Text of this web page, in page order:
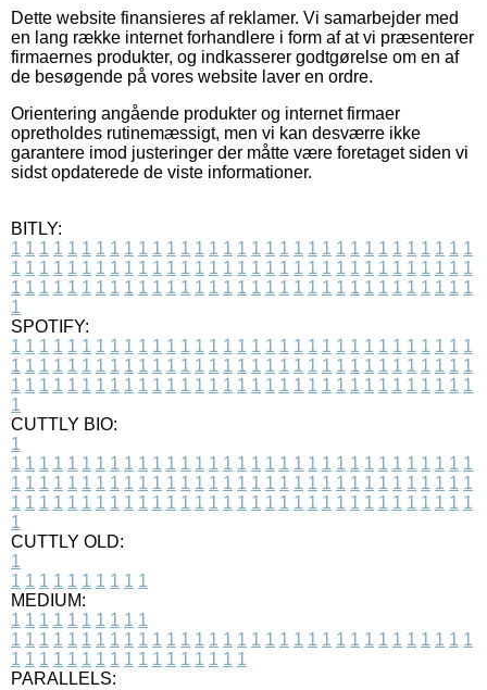
Dette website finansieres af reklamer. Vi samarbejder med
en lang række internet forhandlere i form af at vi præsenterer
firmaernes produkter, og indkasserer godtgørelse om en af
de besøgende på vores website laver en ordre.
Orientering angående produkter og internet firmaer
opretholdes rutinemæssigt, men vi kan desværre ikke
garantere imod justeringer der måtte være foretaget siden vi
sidst opdaterede de viste informationer.
BITLY:
1 1 1 1 1 1 1 1 1 1 1 1 1 1 1 1 1 1 1 1 1 1 1 1 1 1 1 1 1 1 1 1 1
1 1 1 1 1 1 1 1 1 1 1 1 1 1 1 1 1 1 1 1 1 1 1 1 1 1 1 1 1 1 1 1 1
1 1 1 1 1 1 1 1 1 1 1 1 1 1 1 1 1 1 1 1 1 1 1 1 1 1 1 1 1 1 1 1 1
1
SPOTIFY:
1 1 1 1 1 1 1 1 1 1 1 1 1 1 1 1 1 1 1 1 1 1 1 1 1 1 1 1 1 1 1 1 1
1 1 1 1 1 1 1 1 1 1 1 1 1 1 1 1 1 1 1 1 1 1 1 1 1 1 1 1 1 1 1 1 1
1 1 1 1 1 1 1 1 1 1 1 1 1 1 1 1 1 1 1 1 1 1 1 1 1 1 1 1 1 1 1 1 1
1
CUTTLY BIO:
1
1 1 1 1 1 1 1 1 1 1 1 1 1 1 1 1 1 1 1 1 1 1 1 1 1 1 1 1 1 1 1 1 1
1 1 1 1 1 1 1 1 1 1 1 1 1 1 1 1 1 1 1 1 1 1 1 1 1 1 1 1 1 1 1 1 1
1 1 1 1 1 1 1 1 1 1 1 1 1 1 1 1 1 1 1 1 1 1 1 1 1 1 1 1 1 1 1 1 1
1
CUTTLY OLD:
1
1 1 1 1 1 1 1 1 1 1
MEDIUM:
1 1 1 1 1 1 1 1 1 1
1 1 1 1 1 1 1 1 1 1 1 1 1 1 1 1 1 1 1 1 1 1 1 1 1 1 1 1 1 1 1 1 1
1 1 1 1 1 1 1 1 1 1 1 1 1 1 1 1 1
PARALLELS: